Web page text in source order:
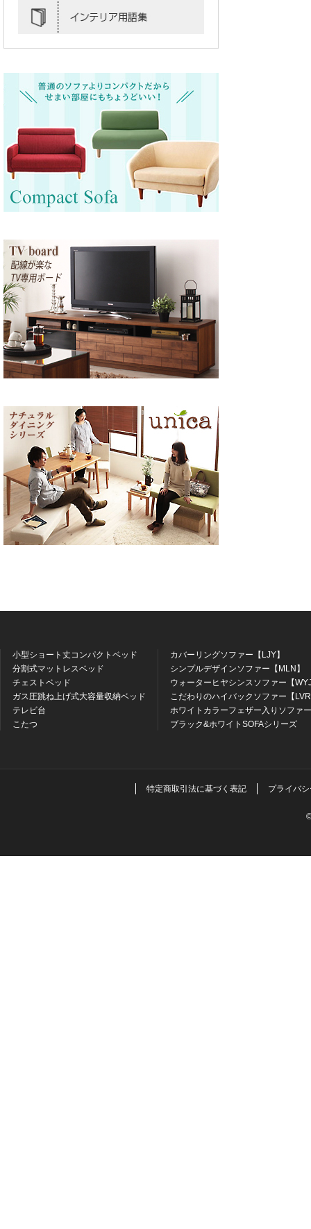
小型ショート丈コンパクトベッド
分割式マットレスベッド
チェストベッド
ガス圧跳ね上げ式大容量収納ベッド
テレビ台
こたつ
カバーリングソファー【LJY】
シンプルデザインソファー【MLN】
ウォーターヒヤシンスソファー【
こだわりのハイバックソファー【
ホワイトカラーフェザー入りソファ
ブラック&ホワイトSOFAシリーズ
特定商取引法に基づく表記 プライバ